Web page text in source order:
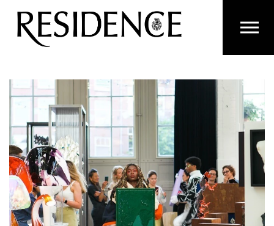
Overslaan en ga direct naar de inhoud